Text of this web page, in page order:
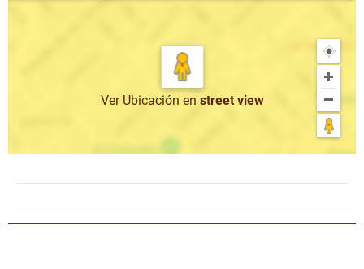
Ver Ubicación en street view